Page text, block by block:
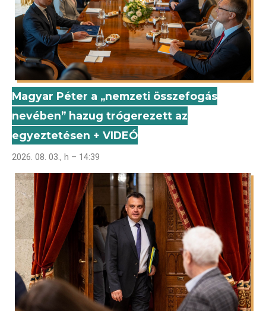
Magyar Péter a „nemzeti összefogás
nevében” hazug trógerezett az
egyeztetésen + VIDEÓ
2026. 08. 03., h – 14:39